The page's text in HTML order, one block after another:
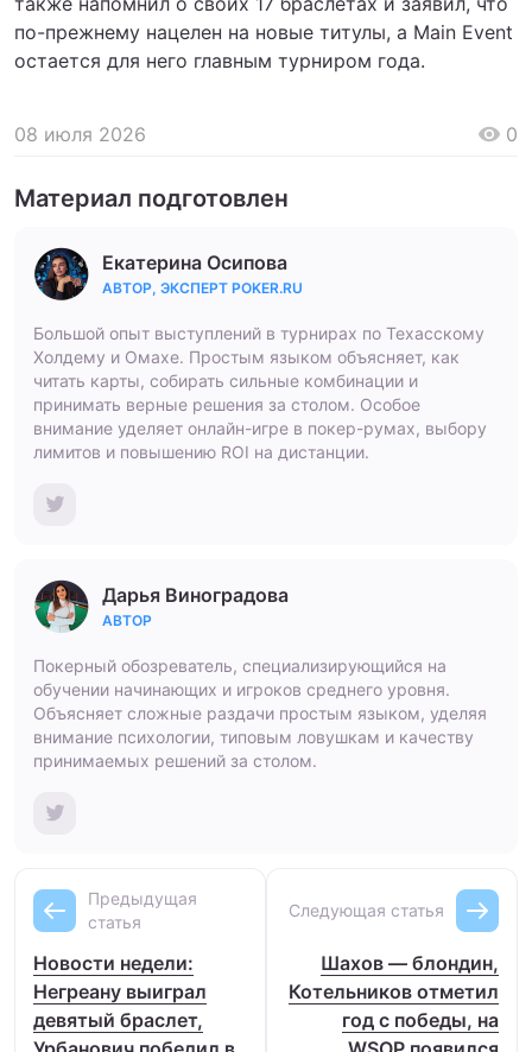
по-прежнему нацелен на новые титулы, а Main Event
остается для него главным турниром года.
08 июля 2026 0
Материал подготовлен
Екатерина Осипова
АВТОР, ЭКСПЕРТ POKER.RU
Большой опыт выступлений в турнирах по Техасскому
Холдему и Омахе. Простым языком объясняет, как
читать карты, собирать сильные комбинации и
принимать верные решения за столом. Особое
внимание уделяет онлайн-игре в покер-румах, выбору
лимитов и повышению ROI на дистанции.
Дарья Виноградова
АВТОР
Покерный обозреватель, специализирующийся на
обучении начинающих и игроков среднего уровня.
Объясняет сложные раздачи простым языком, уделяя
внимание психологии, типовым ловушкам и качеству
принимаемых решений за столом.
Предыдущая
статья
Новости недели:
Негреану выиграл
девятый браслет,
Следующая статья
Шахов — блондин,
Котельников отметил
год с победы, на